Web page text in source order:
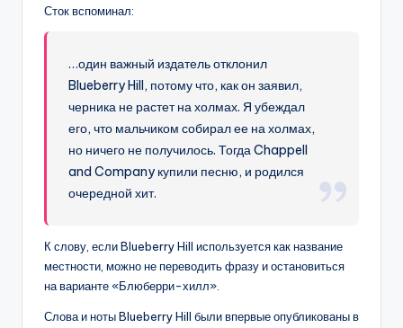
Сток вспоминал:
…один важный издатель отклонил
Blueberry Hill, потому что, как он заявил,
черника не растет на холмах. Я убеждал
его, что мальчиком собирал ее на холмах,
но ничего не получилось. Тогда Chappell
and Company купили песню, и родился
очередной хит.
К слову, если Blueberry Hill используется как название
местности, можно не переводить фразу и остановиться
на варианте «Блюберри-хилл».
Слова и ноты Blueberry Hill были впервые опубликованы в